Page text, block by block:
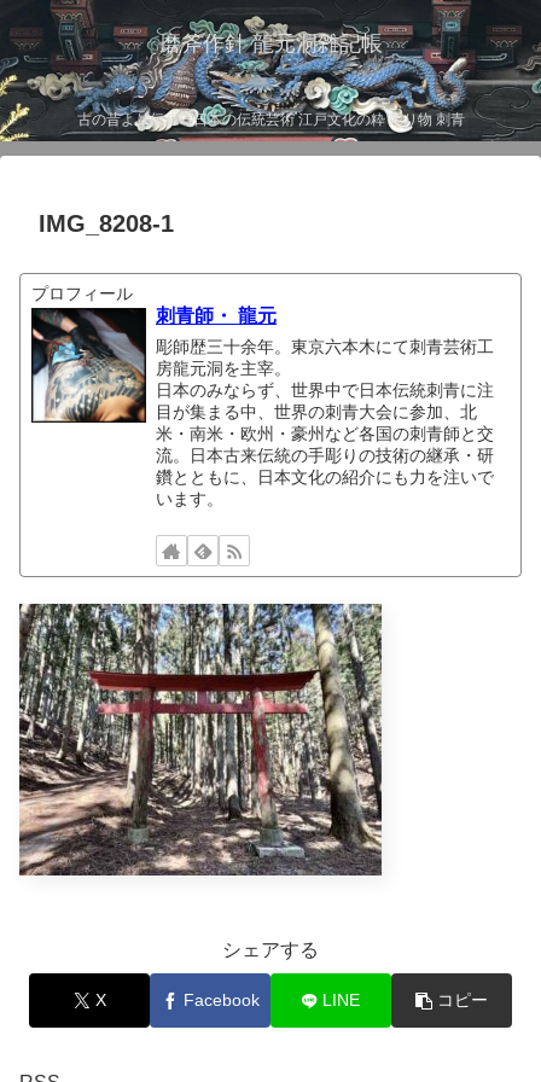
磨斧作針 龍元洞雑記帳
古の昔より伝わる日本の伝統芸術 江戸文化の粋 彫り物 刺青
IMG_8208-1
プロフィール
刺青師・ 龍元
彫師歴三十余年。東京六本木にて刺青芸術工
房龍元洞を主宰。
日本のみならず、世界中で日本伝統刺青に注
目が集まる中、世界の刺青大会に参加、北
米・南米・欧州・豪州など各国の刺青師と交
流。日本古来伝統の手彫りの技術の継承・研
鑽とともに、日本文化の紹介にも力を注いで
います。
シェアする
X Facebook LINE コピー